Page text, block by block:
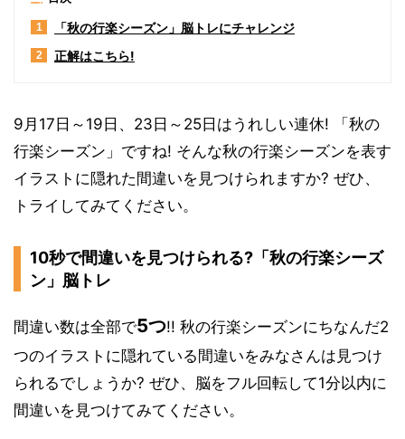
1 「秋の行楽シーズン」脳トレにチャレンジ
2 正解はこちら!
9月17日～19日、23日～25日はうれしい連休! 「秋の
行楽シーズン」ですね! そんな秋の行楽シーズンを表す
イラストに隠れた間違いを見つけられますか? ぜひ、
トライしてみてください。
10秒で間違いを見つけられる?「秋の行楽シーズ
ン」脳トレ
間違い数は全部で5つ!! 秋の行楽シーズンにちなんだ2
つのイラストに隠れている間違いをみなさんは見つけ
られるでしょうか? ぜひ、脳をフル回転して1分以内に
間違いを見つけてみてください。